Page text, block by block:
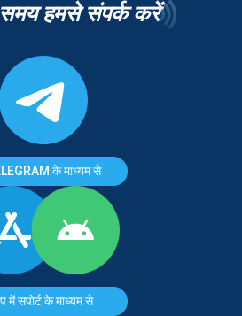
समय हमसे संपर्क करें
के माध्यम से
में सपोर्ट के माध्यम से